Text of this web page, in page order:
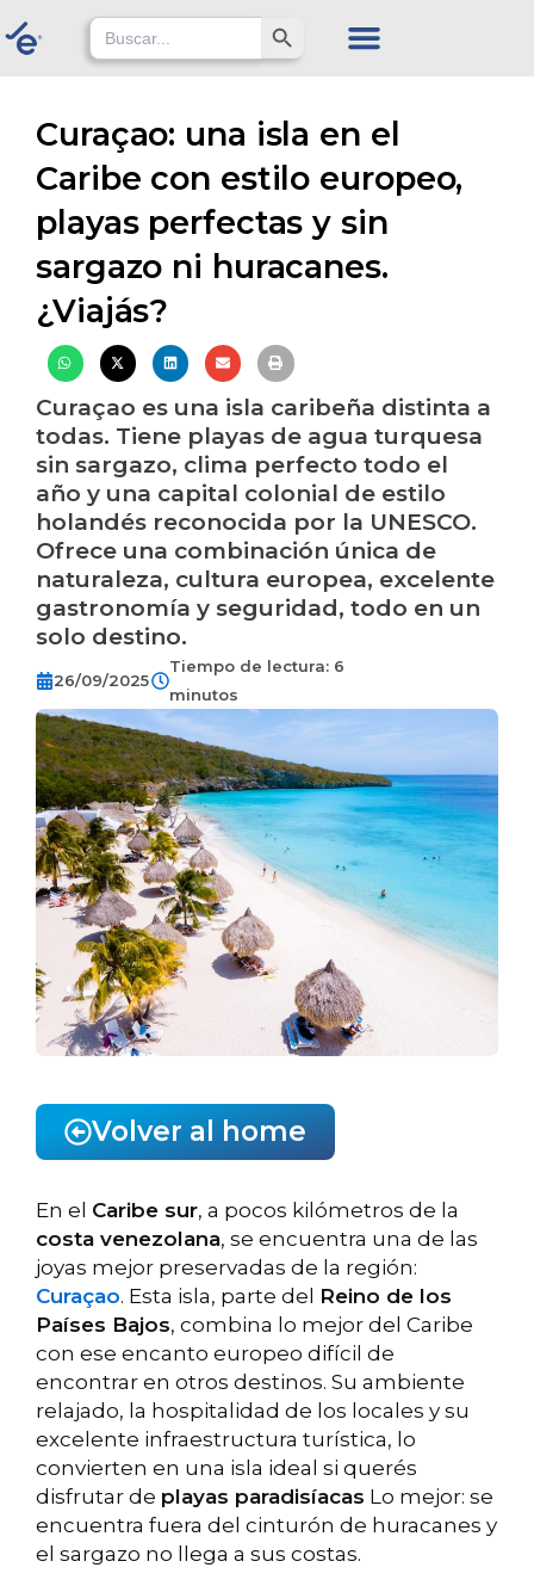
to
Search
for:
Search Button
Curaçao: una isla en el
Caribe con estilo europeo,
playas perfectas y sin
sargazo ni huracanes.
¿Viajás?
Curaçao es una isla caribeña distinta a
todas. Tiene playas de agua turquesa
sin sargazo, clima perfecto todo el
año y una capital colonial de estilo
holandés reconocida por la UNESCO.
Ofrece una combinación única de
naturaleza, cultura europea, excelente
gastronomía y seguridad, todo en un
solo destino.
26/09/2025
Tiempo de lectura: 6
minutos
Volver al home
En el Caribe sur, a pocos kilómetros de la
costa venezolana, se encuentra una de las
joyas mejor preservadas de la región:
Curaçao. Esta isla, parte del Reino de los
Países Bajos, combina lo mejor del Caribe
con ese encanto europeo difícil de
encontrar en otros destinos. Su ambiente
relajado, la hospitalidad de los locales y su
excelente infraestructura turística, lo
convierten en una isla ideal si querés
disfrutar de playas paradisíacas Lo mejor: se
encuentra fuera del cinturón de huracanes y
el sargazo no llega a sus costas.